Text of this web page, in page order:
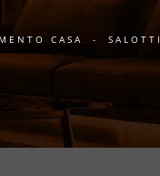
CASA - SALOTTI